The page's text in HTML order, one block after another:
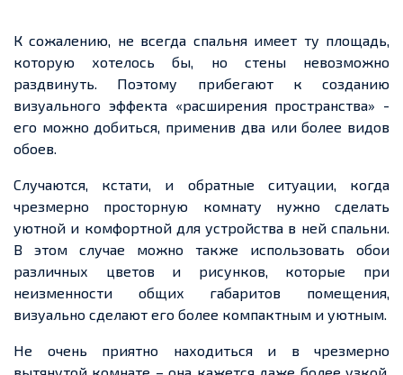
К сожалению, не всегда спальня имеет ту площадь,
которую хотелось бы, но стены невозможно
раздвинуть. Поэтому прибегают к созданию
визуального эффекта «расширения пространства» -
его можно добиться, применив два или более видов
обоев.
Случаются, кстати, и обратные ситуации, когда
чрезмерно просторную комнату нужно сделать
уютной и комфортной для устройства в ней спальни.
В этом случае можно также использовать обои
различных цветов и рисунков, которые при
неизменности общих габаритов помещения,
визуально сделают его более компактным и уютным.
Не очень приятно находиться и в чрезмерно